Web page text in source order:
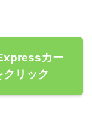
カー
クリック